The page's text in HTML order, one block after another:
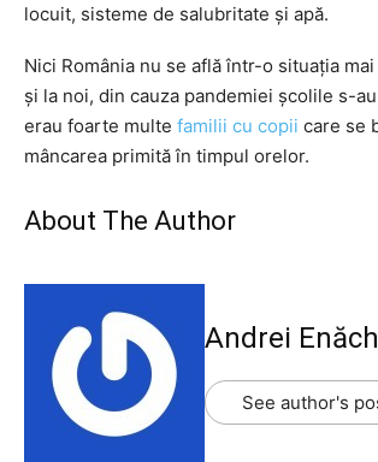
locuit, sisteme de salubritate şi apă.
Nici România nu se află într-o situația
și la noi, din cauza pandemiei școlile s-
erau foarte multe familii cu copii care se
mâncarea primită în timpul orelor.
About The Author
Andrei
See author's